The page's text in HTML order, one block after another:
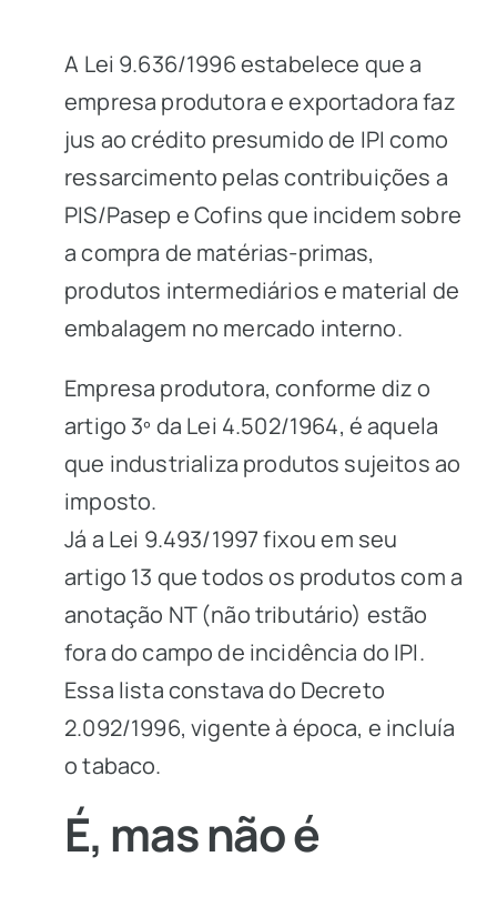
A Lei 9.636/1996estabelece que a
empresa produtora e exportadora faz
jus ao crédito presumido de IPI como
ressarcimento pelas contribuições a
PIS/Pasep e Cofins que incidem sobre
a compra de matérias-primas,
produtos intermediários e material de
embalagem no mercado interno.
Empresa produtora, conforme diz o
artigo 3º da Lei 4.502/1964, é aquela
que industrializa produtos sujeitos ao
imposto.
Já a Lei 9.493/1997fixou em seu
artigo 13 que todos os produtos com a
anotação NT (não tributário) estão
fora do campo de incidência do IPI.
Essa lista constava do Decreto
2.092/1996, vigente à época, e incluía
o tabaco.
É, mas não é